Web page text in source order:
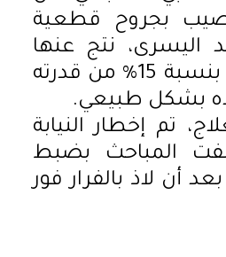
بجروح قطعية
اليسرى، نتج عنها
عاهة مستديمة بنسبة 15% من قدرته
بشكل طبيعي.
تم إخطار النيابة
المباحث بضبط
أن لاذ بالفرار فور